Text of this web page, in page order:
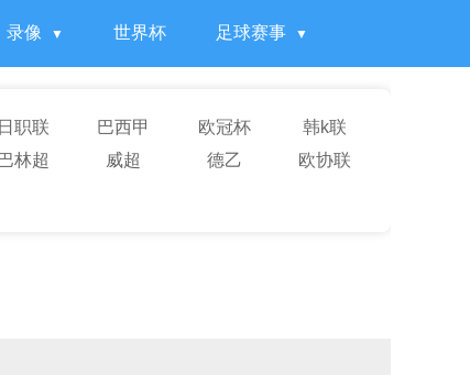
录像 世界杯 足球赛事
日职联 巴西甲 欧冠杯
韩k联
巴林超 威超 德乙
欧协联